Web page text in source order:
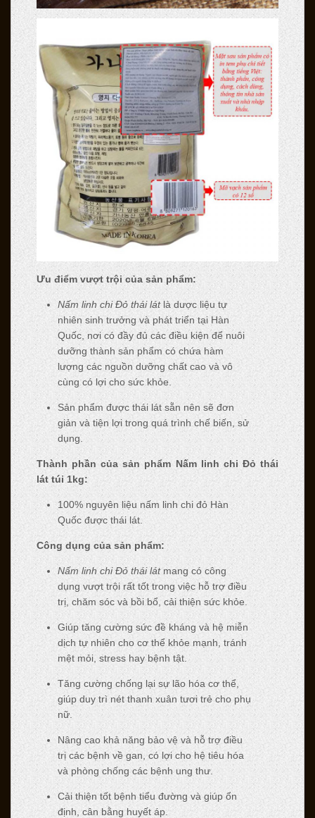
Ưu điểm vượt trội của sản phẩm:
Nấm linh chi Đỏ thái látlà dược liệu tự
nhiên sinh trưởng và phát triển tại Hàn
Quốc, nơi có đầy đủ các điều kiện để nuôi
dưỡng thành sản phẩm có chứa hàm
lượng các nguồn dưỡng chất cao và vô
cùng có lợi cho sức khỏe.
Sản phẩm được thái lát sẵn nên sẽ đơn
giản và tiện lợi trong quá trình chế biến, sử
dụng.
Thành phần của sản phẩm Nấm linh chi Đỏ thái
lát túi 1kg:
100% nguyên liệu nấm linh chi đỏ Hàn
Quốc được thái lát.
Công dụng của sản phẩm:
Nấm linh chi Đỏ thái látmang có công
dụng vượt trội rất tốt trong việc hỗ trợ điều
trị, chăm sóc và bồi bổ, cải thiện sức khỏe.
Giúp tăng cường sức đề kháng và hệ miễn
dịch tự nhiên cho cơ thể khỏe mạnh, tránh
mệt mỏi, stress hay bệnh tật.
Tăng cường chống lại sự lão hóa cơ thể,
giúp duy trì nét thanh xuân tươi trẻ cho phụ
nữ.
Nâng cao khả năng bảo vệ và hỗ trợ điều
trị các bệnh về gan, có lợi cho hệ tiêu hóa
và phòng chống các bệnh ung thư.
Cải thiện tốt bệnh tiểu đường và giúp ổn
định, cân bằng huyết áp.